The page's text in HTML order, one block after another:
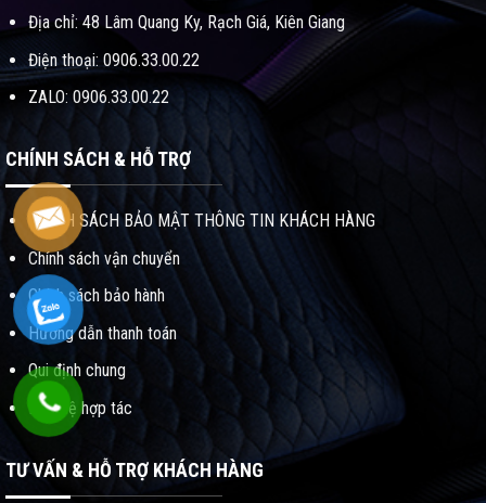
Địa chỉ: 48 Lâm Quang Ky, Rạch Giá, Kiên Giang
Điện thoại: 0906.33.00.22
ZALO: 0906.33.00.22
CHÍNH SÁCH & HỖ TRỢ
CHÍNH SÁCH BẢO MẬT THÔNG TIN KHÁCH HÀNG
Chính sách vận chuyển
Chính sách bảo hành
Hướng dẫn thanh toán
Qui định chung
Liên hệ hợp tác
TƯ VẤN & HỖ TRỢ KHÁCH HÀNG